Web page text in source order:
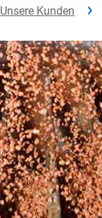
Unsere Kunden